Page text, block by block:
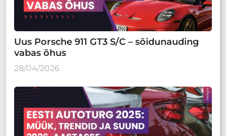
Uus Porsche 911 GT3 S/C – sõidunauding
vabas õhus
28/04/2026